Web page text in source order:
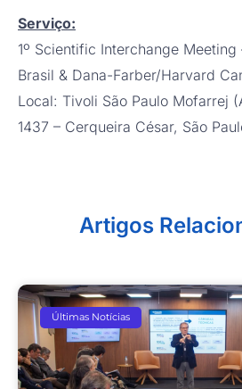
Serviço:
1º Scientific Interchange
Brasil & Dana-Farber/Harvard
Local: Tivoli São Paulo Mofarrej
1437 – Cerqueira César, São
Artigos
Últimas Notícias